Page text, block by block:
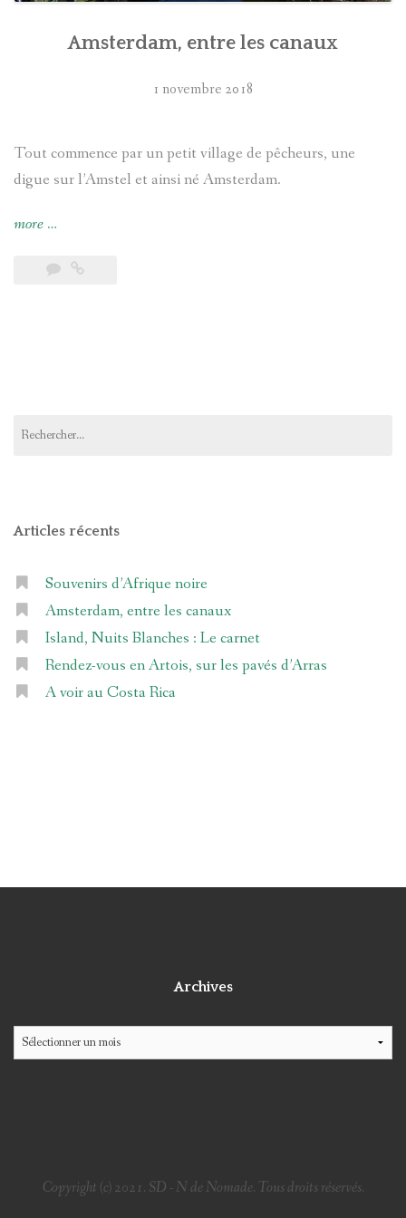
Amsterdam, entre les canaux
1 novembre 2018
Tout commence par un petit village de pêcheurs, une
digue sur l’Amstel et ainsi né Amsterdam.
more « Amsterdam,
les
…
Articles récents
Souvenirs d’Afrique noire
Amsterdam, entre les canaux
Island, Nuits Blanches : Le carnet
Rendez-vous en Artois, sur les pavés d’Arras
A voir au Costa Rica
Archives
Archives
Copyright (c) 2021. SD - N de Nomade. Tous droits réservés.